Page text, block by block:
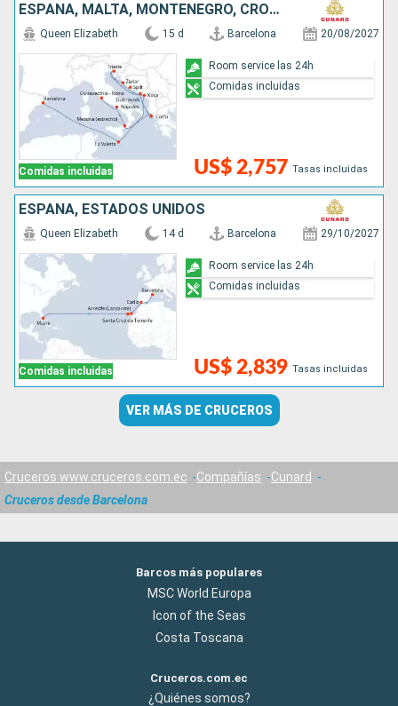
ESPAÑA, MALTA, MONTENEGRO, CROACIA, GRECIA, ITALIA
Comidas incluidas
Queen Elizabeth 15 d Barcelona 20/08/2027
US$ 2,757 Tasas incluidas
Room service las 24h
Comidas incluidas
ESPAÑA, ESTADOS UNIDOS
Comidas incluidas
Queen Elizabeth 14 d Barcelona 29/10/2027
US$ 2,839 Tasas incluidas
Room service las 24h
Comidas incluidas
VER MÁS DE CRUCEROS
Cruceros www.cruceros.com.ec Compañías
Cunard
Cruceros desde Barcelona
Barcos más populares
MSC World Europa
Icon of the Seas
Costa Toscana
Cruceros.com.ec
¿Quiénes somos?